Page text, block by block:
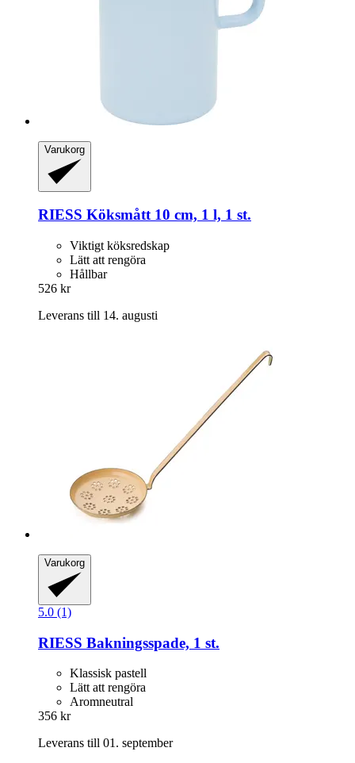
Varukorg
RIESS Köksmått 10 cm, 1 l, 1 st.
Viktigt köksredskap
Lätt att rengöra
Hållbar
526 kr
Leverans till 14. augusti
Varukorg
5.0 (1)
RIESS Bakningsspade, 1 st.
Klassisk pastell
Lätt att rengöra
Aromneutral
356 kr
Leverans till 01. september